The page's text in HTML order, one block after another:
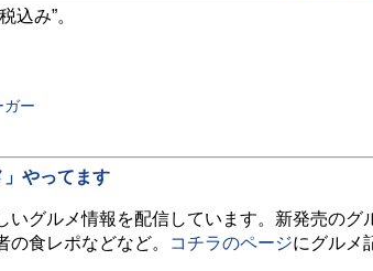
込み”。
ガー
やってます
グルメ情報を配信しています。新発売のグ
の食レポなどなど。
コチラのページにグルメ